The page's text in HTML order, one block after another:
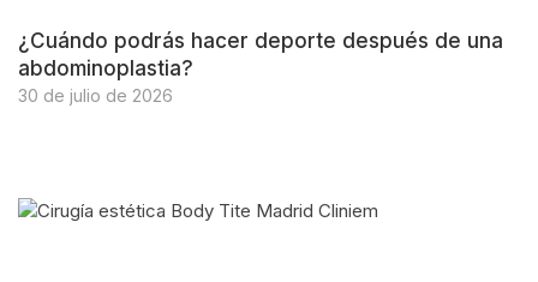
¿Cuándo podrás hacer deporte después de una
abdominoplastia?
30 de julio de 2026